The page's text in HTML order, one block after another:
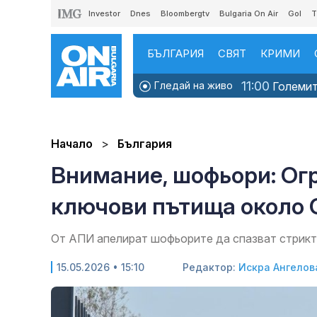
Investor Dnes Bloombergtv Bulgaria On Air Gol
БЪЛГАРИЯ СВЯТ КРИМИ
Гледай на живо 11:00
Начало България
Внимание, шофьори:
ключови пътища около
От АПИ апелират шофьорите да спазват
15.05.2026 • 15:10 Редактор: Искра